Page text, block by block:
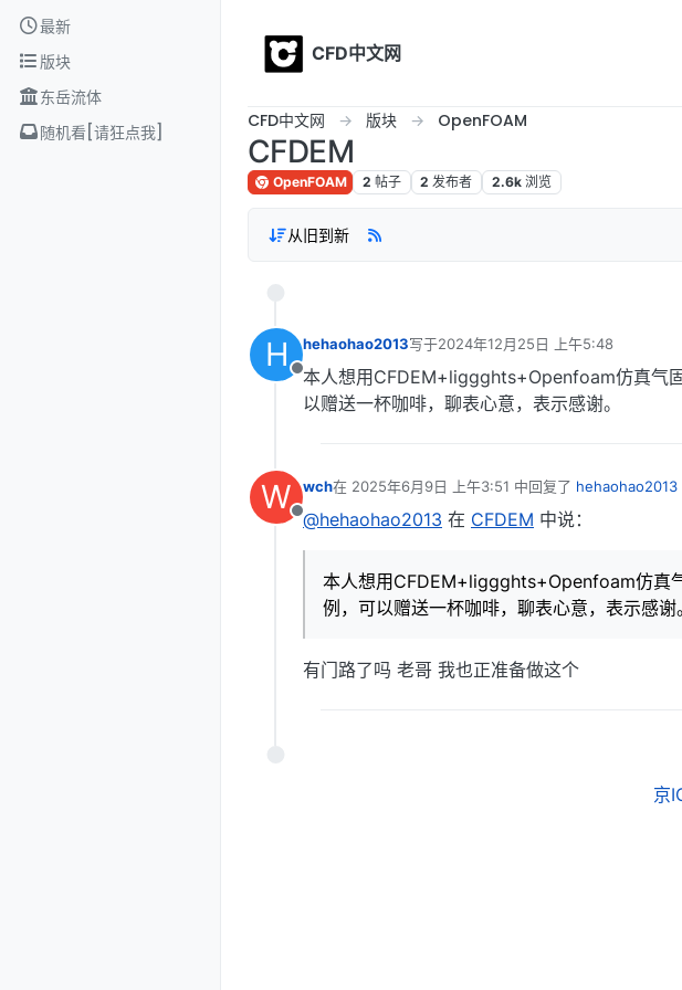
Skip to content
最新
版块
东岳流体
随机看[请狂点我]
CFD中文网
CFD中文网 版块 OpenFOAM
CFDEM
OpenFOAM 2 帖子 2 发布者 2.6k 浏览
从旧到新
H
离线
hehaohao2013写于2024年12月25日 上午5:48
最后由 编辑
本人想用CFDEM+liggghts+Openfoam仿真气
以赠送一杯咖啡，聊表心意，表示感谢。
W
离线
wch在 2025年6月9日 上午3:51 中回复了 hehaohao2013
最后由 编辑
@hehaohao2013 在 CFDEM 中说：
本人想用CFDEM+liggghts+Openfoam仿真
例，可以赠送一杯咖啡，聊表心意，表示感谢。
有门路了吗 老哥 我也正准备做这个
京